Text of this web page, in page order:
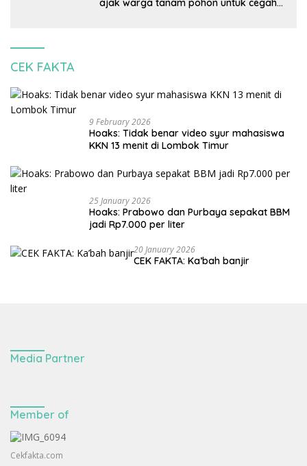
ajak warga tanam pohon untuk cegah
CEK FAKTA
9 February 2026
Hoaks: Tidak benar video syur mahasiswa
KKN 13 menit di Lombok Timur
25 January 2026
Hoaks: Prabowo dan Purbaya sepakat BBM
jadi Rp7.000 per liter
20 January 2026
CEK FAKTA: Ka’bah banjir
Media Partner
Member of
Cekfakta.com